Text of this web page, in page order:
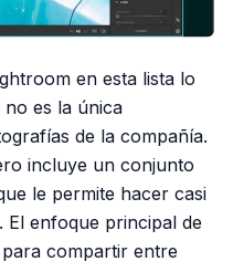
en esta lista lo
es la única
de la compañía.
incluye un conjunto
le permite hacer casi
enfoque principal de
compartir entre